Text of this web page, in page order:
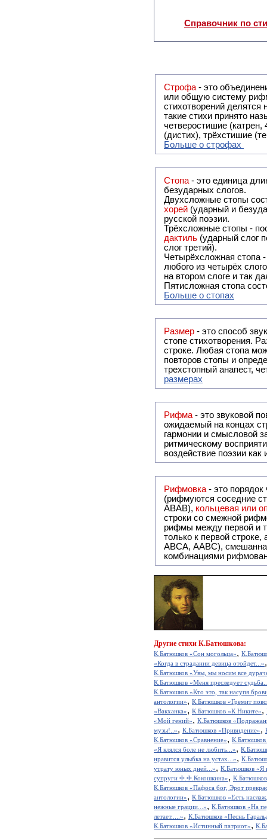
Справочник по
Строфа - это объединение двух
или общую систему рифм, и регулярно или периодически
стихотворений делятся на строфы и т.о. являются строфическими.
такие стихи принято называть астрофическими. Самая популярная строфа в русской поэзии -
четверостишие
(дистих), трёхстишие
Больше о строфах
Стопа - это единица
безударных слогов.
Двухсложные стопы
хорей (ударный и
русской поэзии.
Трёхсложные стопы -
дактиль (ударный слог
слог третий).
Четырёхсложная стопа
любого из четырёх
на втором слоге и так
Пятисложная стопа
Больше о стопах
Размер - это способ
стопе стихотворения.
строке. Любая стопа
повторов стопы и
трехстопный анапест,
размерах
Рифма - это звуковой повтор, традиционно используемый в поэзии и, как
ожидаемый на концах
гармонии и смысловой
ритмическому
воздействие поэзии
Рифмовка - это
(рифмуются соседние
ABAB), кольцевая или
строки со смежной
рифмы между первой и
только к первой
ABCA, AABC), смешанная или вольная рифмовка (рифмовка в сложных строфах с различными
комбинациями
Другие стихи К.Батюшкова:
К.Батюшков «Сон могольца»,
«Когда в страдании девица отойдет...»
К.Батюшков «Увы, мы носим все
К.Батюшков «Меня преследует
К.Батюшков «Кто это, так насупя
антологии», К.Батюшков «Гремит
«Вакханка», К.Батюшков «К Никите»,
«Мой гений», К.Батюшков
музы!..», К.Батюшков «Привидение»,
К.Батюшков «Сравнение», К.Батюшков
«Я клялся боле не любить...»,
нравится улыбка на устах...»,
утрату юных дней...», К.Батюшков «Я
супруги Ф.Ф.Кокошкина»,
К.Батюшков «Пафоса бог, Эрот
антологии», К.Батюшков «Есть
нежные грации...», К.Батюшков «На
летает.....», К.Батюшков «Песнь
К.Батюшков «Истинный патриот»,